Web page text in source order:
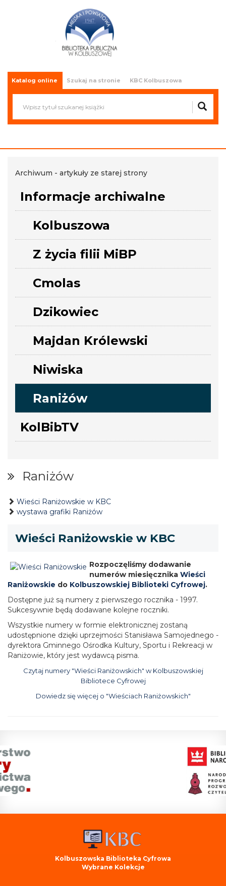
Miejska i Powiatowa Biblioteka
Publiczna w Kolbuszowej
Katalog online Szukaj na stronie KBC Kolbuszowa
Archiwum - artykuły ze starej strony
Informacje archiwalne
Kolbuszowa
Z życia filii MiBP
Cmolas
Dzikowiec
Majdan Królewski
Niwiska
Raniżów
KolBibTV
Raniżów
Wieści Raniżowskie w KBC
wystawa grafiki Raniżów
Wieści Raniżowskie w KBC
Rozpoczęliśmy dodawanie
numerów miesięcznika Wieści
Raniżowskie do Kolbuszowskiej Biblioteki Cyfrowej.
Dostępne już są numery z pierwszego rocznika - 1997.
Sukcesywnie będą dodawane kolejne roczniki.
Wszystkie numery w formie elektronicznej zostaną
udostępnione dzięki uprzejmości Stanisława Samojednego -
dyrektora Gminnego Ośrodka Kultury, Sportu i Rekreacji w
Raniżowie, który jest wydawcą pisma.
Czytaj numery "Wieści Raniżowskich" w Kolbuszowskiej
Bibliotece Cyfrowej
Dowiedz się więcej o "Wieściach Raniżowskich"
Kolbuszowska Biblioteka Cyfrowa
Wybrane Kolekcje